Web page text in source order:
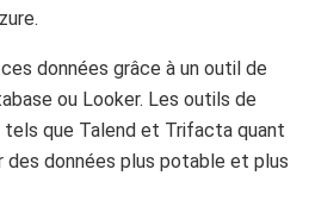
données grâce à un outil de
ou Looker. Les outils de
tels que Talend et Trifacta quant
des données plus potable et plus